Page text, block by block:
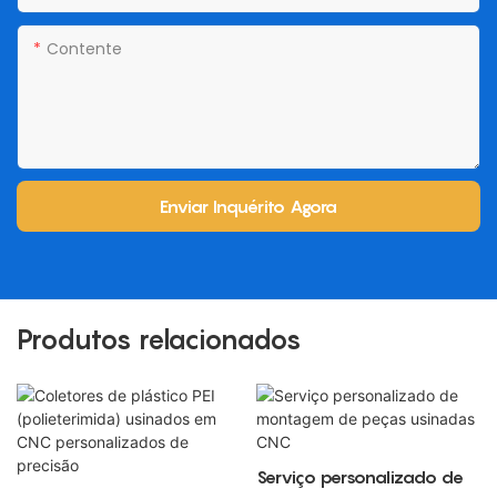
Contente
Enviar Inquérito Agora
Produtos relacionados
Serviço personalizado de